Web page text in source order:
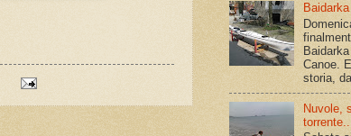
Baidarka
Canoe.
storia,
Nuvole,
torrente...